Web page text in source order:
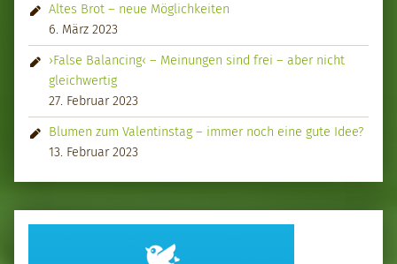
Altes Brot – neue Möglichkeiten
6. März 2023
›False Balancing‹ – Meinungen sind frei – aber nicht
gleichwertig
27. Februar 2023
Blumen zum Valentinstag – immer noch eine gute Idee?
13. Februar 2023